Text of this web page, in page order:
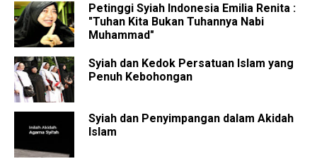
Petinggi Syiah Indonesia Emilia Renita :
"Tuhan Kita Bukan Tuhannya Nabi
Muhammad"
Syiah dan Kedok Persatuan Islam yang
Penuh Kebohongan
Syiah dan Penyimpangan dalam Akidah
Islam